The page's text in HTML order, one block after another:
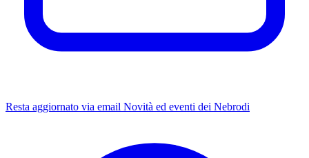
Resta aggiornato via email Novità ed eventi dei Nebrodi